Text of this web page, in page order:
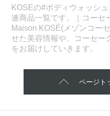
KOSEの#ボディウォッシ
連商品一覧です。｜コーセ
Maison KOSÉ(メゾンコー
せた美容情報や、コーセー
をお届けしていきます。
ページト